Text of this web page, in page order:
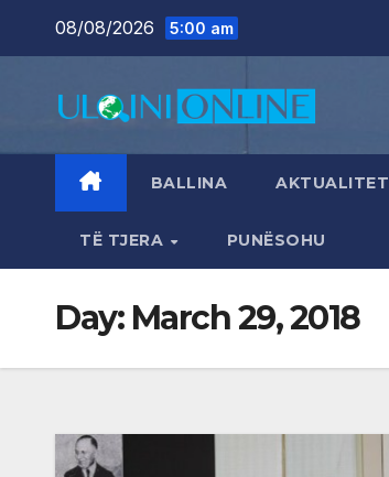
08/08/2026 5:00 am
BALLINA AKTUALITET
TË TJERA PUNËSOHU
Day: March 29, 2018